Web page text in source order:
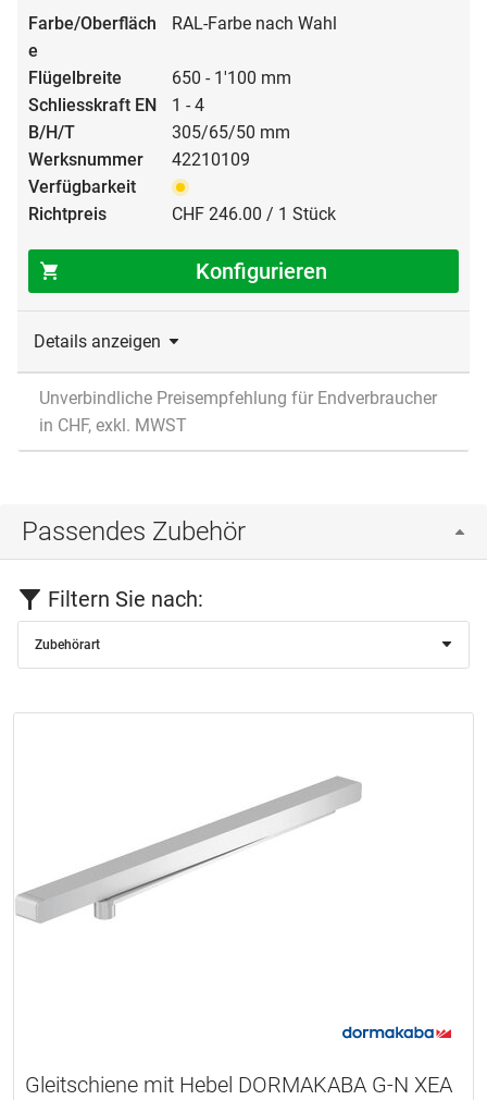
RAL-Farbe nach Wahl
650 - 1'100 mm
1 - 4
305/65/50 mm
42210109
CHF 246.00 / 1 Stück
Konfigurieren
Details anzeigen
Unverbindliche Preisempfehlung für Endverbraucher
in CHF, exkl. MWST
Passendes Zubehör
Filtern Sie nach:
Zubehörart
Gleitschiene mit Hebel DORMAKABA G-N XEA